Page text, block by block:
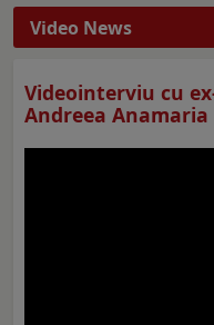
Video News
Videointerviu cu
Andreea